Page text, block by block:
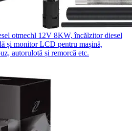
otmechl 12V 8KW, încălzitor diesel
și monitor LCD pentru mașină,
autorulotă și remorcă etc.